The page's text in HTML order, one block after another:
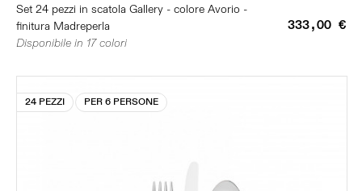
Set 24 pezzi in scatola Gallery - colore Avorio -
finitura Madreperla
333,00 €
Disponibile in 17 colori
24 PEZZI PER 6 PERSONE